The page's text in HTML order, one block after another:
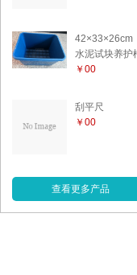
42×33×26cm
水泥试块养护
￥00
刮平尺
￥00
查看更多产品